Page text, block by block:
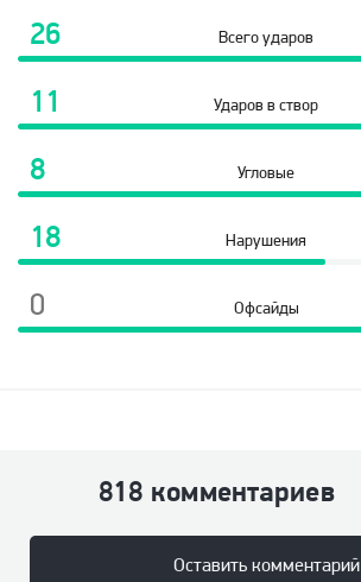
26
Всего ударов
11
Ударов в створ
8
Угловые
18
Нарушения
0
Офсайды
818 комментариев
Оставить комментарий